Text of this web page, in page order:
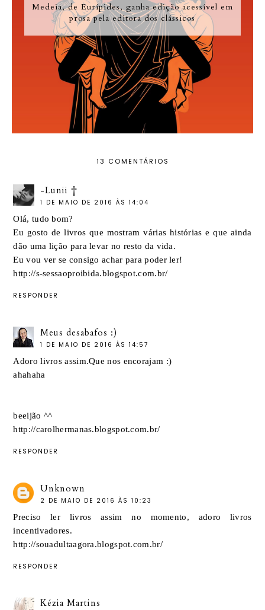
Medeia, de Eurípides, ganha edição acessível em
prosa pela editora dos clássicos
13 COMENTÁRIOS
-Lunii †
1 DE MAIO DE 2016 ÀS 14:04
Olá, tudo bom?
Eu gosto de livros que mostram várias histórias e que ainda
dão uma lição para levar no resto da vida.
Eu vou ver se consigo achar para poder ler!
http://s-sessaoproibida.blogspot.com.br/
RESPONDER
Meus desabafos :)
1 DE MAIO DE 2016 ÀS 14:57
Adoro livros assim.Que nos encorajam :)
ahahaha
beeijão ^^
http://carolhermanas.blogspot.com.br/
RESPONDER
Unknown
2 DE MAIO DE 2016 ÀS 10:23
Preciso ler livros assim no momento, adoro livros
incentivadores.
http://souadultaagora.blogspot.com.br/
RESPONDER
Kézia Martins